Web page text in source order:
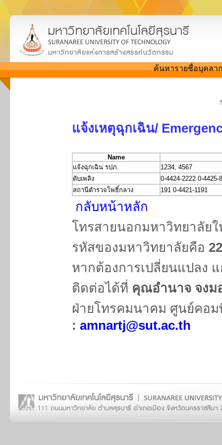
ค้นหารายชื่อบุคลา
แจ้งเหตุฉุกเฉิน/
Name
แจ้งฉุกเฉิน รปภ.
1234, 4567
ดับเพลิง
0-4424-2222 0-4425-
สถานีตำรวจโพธิ์กลาง
191 0-4421-1191
กลับหน้าหลัก
โทรสายนอกมหาวิทยาลัย
รหัสของมหาวิทยาลัยคือ 22
หากต้องการเปลี่ยนแปลง
ติดต่อได้ที่ คุณอำนาจ จงม
ฝ่ายโทรคมนาคม ศูนย์คอ
: amnartj@sut.ac.th